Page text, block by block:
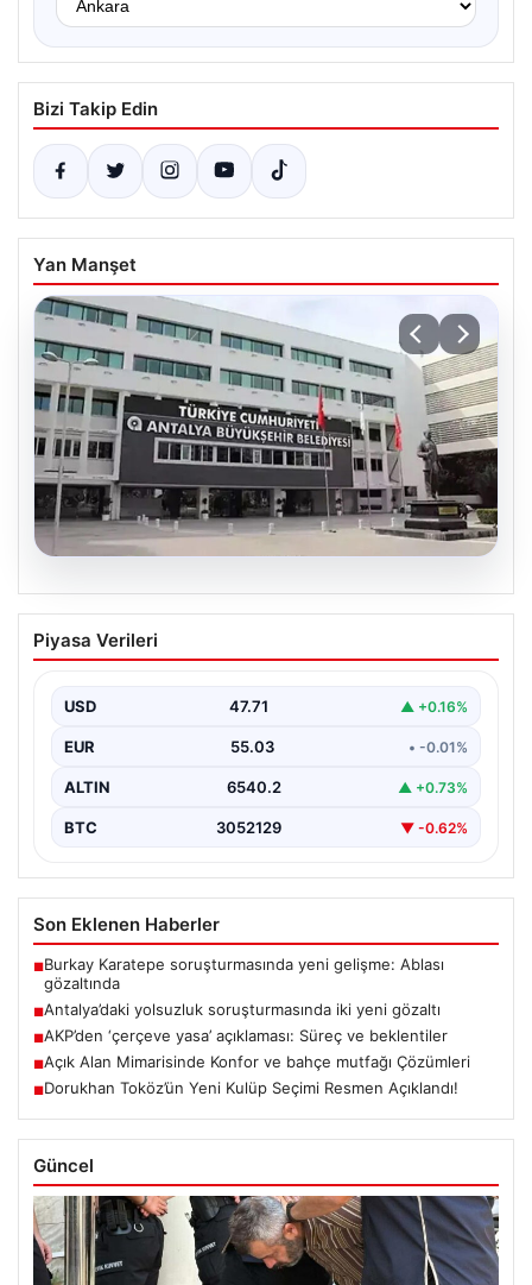
Bizi Takip Edin
Yan Manşet
06.08.2026
Antalya’daki yolsuzluk soruşturmasında
iki yeni gözaltı
Piyasa Verileri
USD 47.71 ▲ +0.16%
EUR 55.03 • -0.01%
ALTIN 6540.2 ▲ +0.73%
BTC 3052129 ▼ -0.62%
Son Eklenen Haberler
■Burkay Karatepe soruşturmasında yeni gelişme: Ablası
gözaltında
■Antalya’daki yolsuzluk soruşturmasında iki yeni gözaltı
■AKP’den ‘çerçeve yasa’ açıklaması: Süreç ve beklentiler
■Açık Alan Mimarisinde Konfor ve bahçe mutfağı Çözümleri
■Dorukhan Toköz’ün Yeni Kulüp Seçimi Resmen Açıklandı!
Güncel